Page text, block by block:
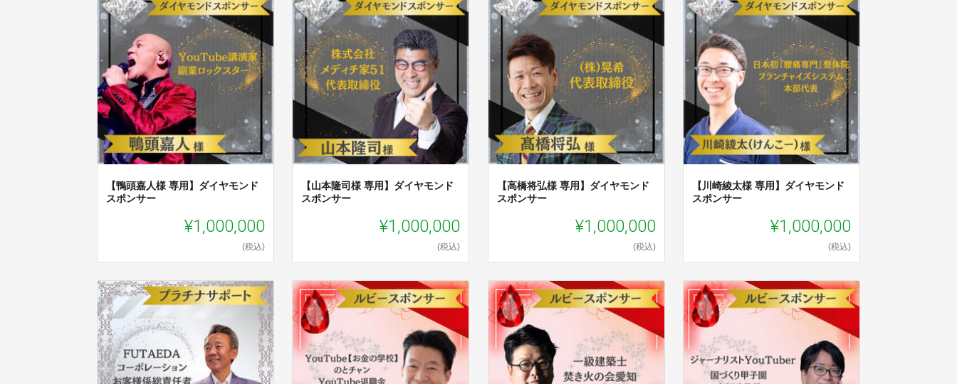
【鴨頭嘉人様 専用】ダイヤモンド
スポンサー
¥1,000,000
(税込)
【山本隆司様 専用】ダイヤモンド
スポンサー
¥1,000,000
(税込)
【高橋将弘様 専用】ダイヤモンド
スポンサー
¥1,000,000
(税込)
【川崎綾太様 専用】ダイヤモンド
スポンサー
¥1,000,000
(税込)